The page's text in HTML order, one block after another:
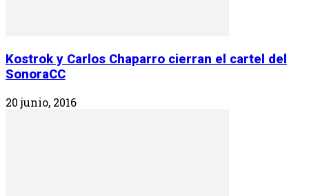
Kostrok y Carlos Chaparro cierran el cartel del
SonoraCC
20 junio, 2016